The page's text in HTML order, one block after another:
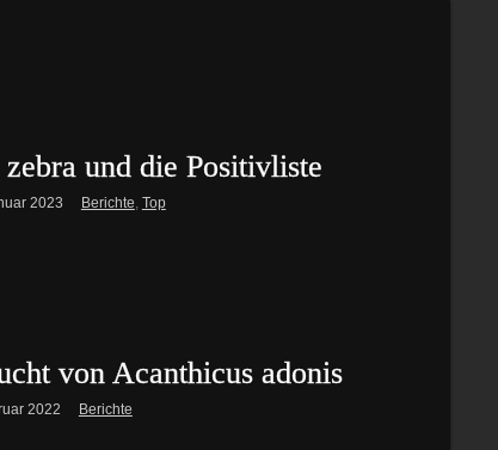
und die Positivliste
2023 Berichte, Top
von Acanthicus adonis
2022 Berichte